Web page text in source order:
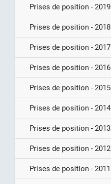
Prises de position - 2019
Prises de position - 2018
Prises de position - 2017
Prises de position - 2016
Prises de position - 2015
Prises de position - 2014
Prises de position - 2013
Prises de position - 2012
Prises de position - 2011